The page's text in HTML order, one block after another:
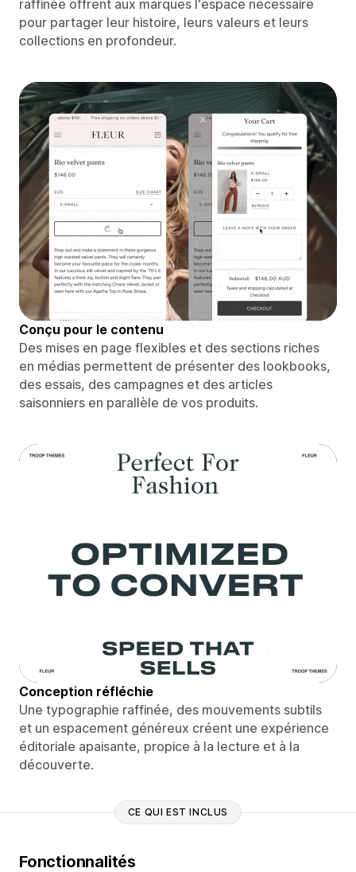
raffinée offrent aux marques l'espace nécessaire
pour partager leur histoire, leurs valeurs et leurs
collections en profondeur.
Conçu pour le contenu
Des mises en page flexibles et des sections riches
en médias permettent de présenter des lookbooks,
des essais, des campagnes et des articles
saisonniers en parallèle de vos produits.
Conception réfléchie
Une typographie raffinée, des mouvements subtils
et un espacement généreux créent une expérience
éditoriale apaisante, propice à la lecture et à la
découverte.
CE QUI EST INCLUS
Fonctionnalités